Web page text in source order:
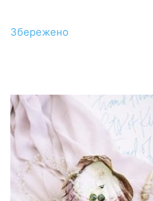
Збережено